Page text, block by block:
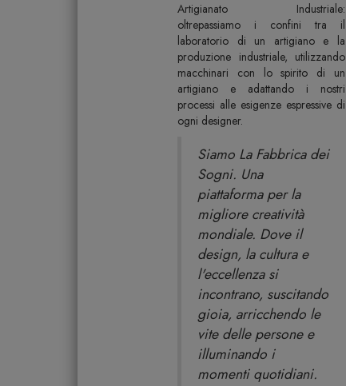
Artigianato Industriale:
oltrepassiamo i confini tra il
laboratorio di un artigiano e la
produzione industriale, utilizzando
macchinari con lo spirito di un
artigiano e adattando i nostri
processi alle esigenze espressive di
ogni designer.
Siamo La Fabbrica dei
Sogni. Una
piattaforma per la
migliore creatività
mondiale. Dove il
design, la cultura e
l'eccellenza si
incontrano, suscitando
gioia, arricchendo le
vite delle persone e
illuminando i
momenti quotidiani.